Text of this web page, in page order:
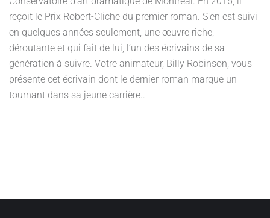
reçoit le Prix Robert-Cliche du premier roman. S’en est suivi
en quelques années seulement, une œuvre riche,
déroutante et qui fait de lui, l’un des écrivains de sa
génération à suivre. Votre animateur, Billy Robinson, vous
présente cet écrivain dont le dernier roman marque un
tournant dans sa jeune carrière..